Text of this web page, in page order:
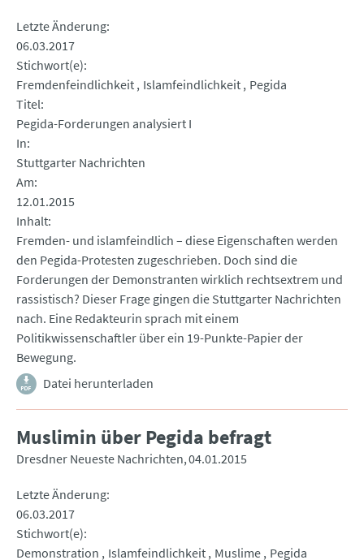
Letzte Änderung
06.03.2017
Stichwort(e)
Fremdenfeindlichkeit Islamfeindlichkeit Pegida
Titel
Pegida-Forderungen analysiert I
In
Stuttgarter Nachrichten
Am
12.01.2015
Inhalt
Fremden- und islamfeindlich – diese Eigenschaften werden
den Pegida-Protesten zugeschrieben. Doch sind die
Forderungen der Demonstranten wirklich rechtsextrem und
rassistisch? Dieser Frage gingen die Stuttgarter Nachrichten
nach. Eine Redakteurin sprach mit einem
Politikwissenschaftler über ein 19-Punkte-Papier der
Bewegung.
Datei herunterladen
Muslimin über Pegida befragt
Dresdner Neueste Nachrichten 04.01.2015
Letzte Änderung
06.03.2017
Stichwort(e)
Demonstration
Islamfeindlichkeit Muslime Pegida